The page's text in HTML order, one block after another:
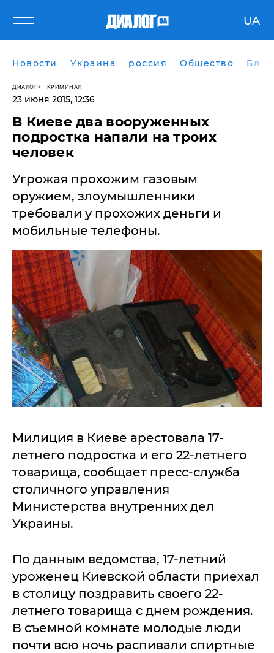
UA
Новости Украина россия Общество
ДИАЛОГ КРИМИНАЛ
23 июня 2015, 12:36
​В Киеве два вооруженных
подростка напали на троих
человек
Угрожая прохожим газовым
оружием, злоумышленники
требовали у прохожих деньги и
мобильные телефоны.
Милиция в Киеве арестовала 17-
летнего подростка и его 22-летнего
товарища, сообщает пресс-служба
столичного управления
Министерства внутренних дел
Украины.
По данным ведомства, 17-летний
уроженец Киевской области приехал
в столицу поздравить своего 22-
летнего товарища с днем рождения.
В съемной комнате молодые люди
почти всю ночь распивали спиртные